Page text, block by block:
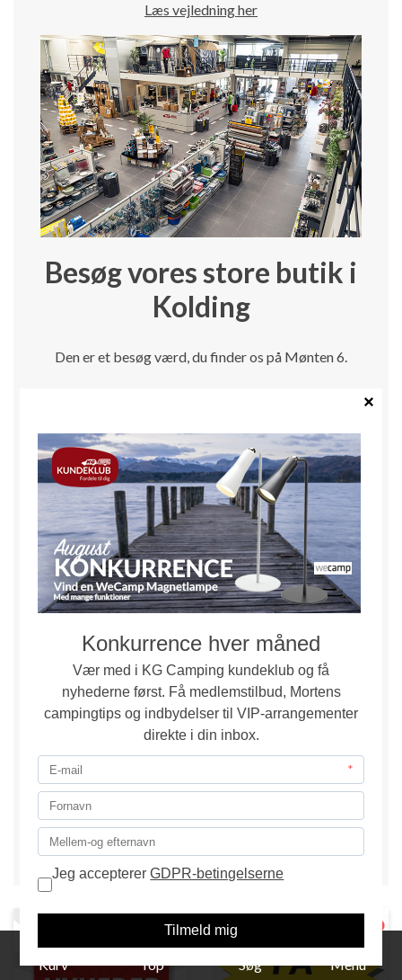
Læs vejledning her
Besøg vores store butik i
Kolding
Den er et besøg værd, du finder os på Mønten 6.
Vi støtter miljøvenlig
indpakning
Derfor genbruger vi emballage, når vi sender pakker
ud.
Læs om vores grønne tiltag her
Kurv Top Søg Menu